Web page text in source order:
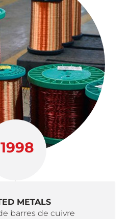
1998
METALS
barres de cuivre